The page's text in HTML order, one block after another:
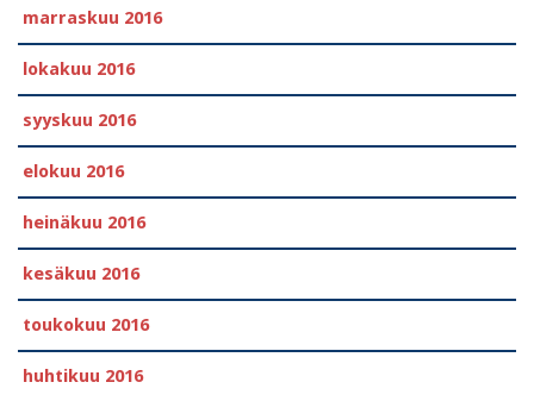
marraskuu 2016
lokakuu 2016
syyskuu 2016
elokuu 2016
heinäkuu 2016
kesäkuu 2016
toukokuu 2016
huhtikuu 2016